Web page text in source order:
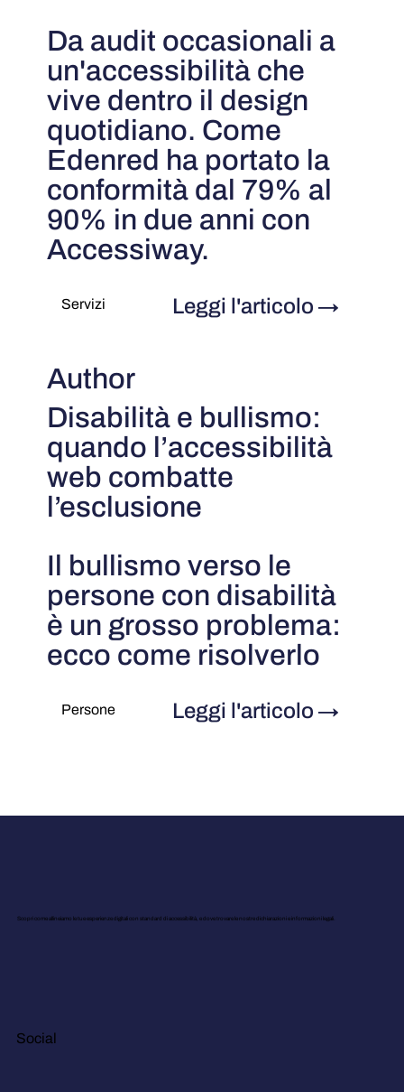
Da audit occasionali a
un'accessibilità che
vive dentro il design
quotidiano. Come
Edenred ha portato la
conformità dal 79% al
90% in due anni con
Accessiway.
Servizi Leggi l'articolo →
Author
Disabilità e bullismo:
quando l’accessibilità
web combatte
l’esclusione
Il bullismo verso le
persone con disabilità
è un grosso problema:
ecco come risolverlo
Persone Leggi l'articolo →
Scopri come allineiamo le tue esperienze digitali con standard di accessibilità, e dove trovare le nostre dichiarazioni e informazioni legali.
Social